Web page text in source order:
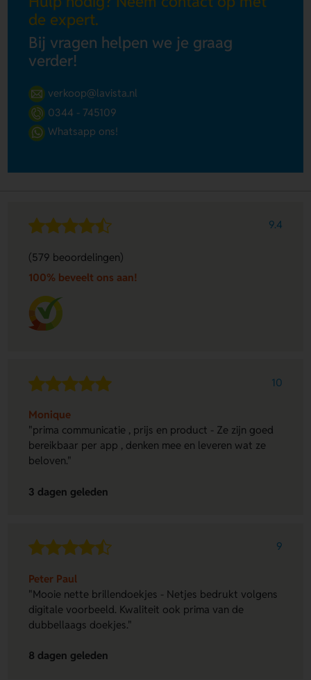
de expert.
Bij vragen helpen we je graag
verder!
verkoop@lavista.nl
0344 - 745109
Whatsapp ons!
9.4
(579 beoordelingen)
100% beveelt ons aan!
10
Monique
"prima communicatie , prijs en product - Ze zijn goed
bereikbaar per app , denken mee en leveren wat ze
beloven."
3 dagen geleden
9
Peter Paul
"Mooie nette brillendoekjes - Netjes bedrukt volgens
digitale voorbeeld. Kwaliteit ook prima van de
dubbellaags doekjes."
8 dagen geleden